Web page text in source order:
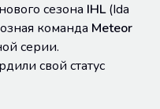
сезона IHL(Ida
команда Meteor
серии.
свой статус